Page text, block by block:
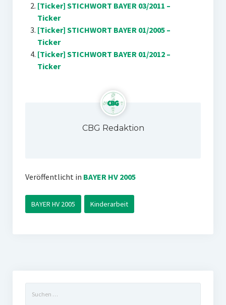
[Ticker] STICHWORT BAYER 03/2011 –
Ticker
[Ticker] STICHWORT BAYER 01/2005 –
Ticker
[Ticker] STICHWORT BAYER 01/2012 –
Ticker
CBG Redaktion
Veröffentlicht in BAYER HV 2005
BAYER HV 2005 Kinderarbeit
nach: